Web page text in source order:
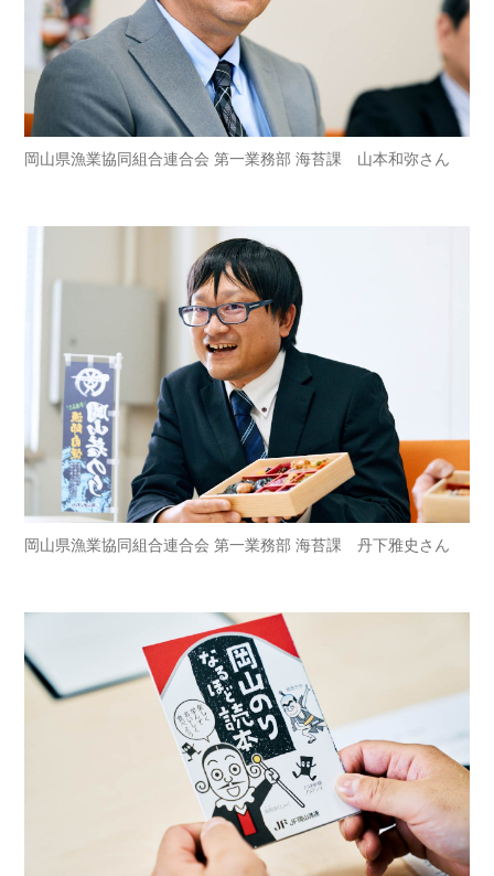
岡山県漁業協同組合連合会 第一業務部 海苔課 山本和弥さん
岡山県漁業協同組合連合会 第一業務部 海苔課 丹下雅史さん